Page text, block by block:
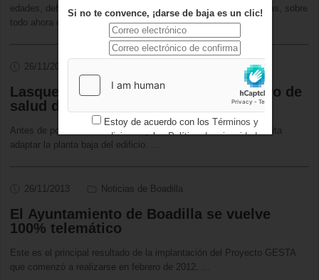
edades, debería de mejorar, cuanto antes, sus señales lumínicas, sobre
todo ahora que los días se acortan tant...
26/11/2013
Lasquetty reitera que el segundo centro de
salud de Boadilla abrirá en 2014
Antes de ponerlo en marcha el Ayuntamiento de Boadilla necesita
adaptar la planta baja del edificio.
26/11/2013 Noticias de Boadilla
El Ayuntamiento de Boadilla se vuelve
100% telemático
Este es el principal resultado de la implantación del Proyecto GESTA
que comenzó a realizarse en febrero de 2012.
Si no te convence, ¡darse de baja es un clic!
Estoy de acuerdo con los Términos y
condicionesy losPolítica de privacidad